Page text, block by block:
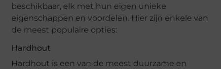
beschikbaar, elk met hun eigen unieke
eigenschappen en voordelen. Hier zijn enkele van
de meest populaire opties:
Hardhout
Hardhout is een van de meest duurzame en